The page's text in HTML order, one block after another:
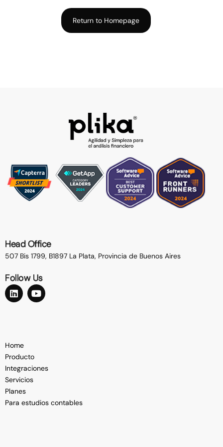
Return to Homepage
Head Office
507 Bis 1799, B1897 La Plata, Provincia de Buenos Aires
Follow Us
Home
Producto
Integraciones
Servicios
Planes
Para estudios contables